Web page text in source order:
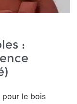
:
pour le bois